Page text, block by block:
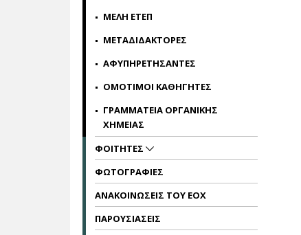
ΜΕΛΗ ΕΤΕΠ
ΜΕΤΑΔΙΔΑΚΤΟΡΕΣ
ΑΦΥΠΗΡΕΤΗΣΑΝΤΕΣ
ΟΜΟΤΙΜΟΙ ΚΑΘΗΓΗΤΕΣ
ΓΡΑΜΜΑΤΕΙΑ ΟΡΓΑΝΙΚΗΣ
ΧΗΜΕΙΑΣ
ΦΟΙΤΗΤΕΣ
ΦΩΤΟΓΡΑΦΙΕΣ
ΑΝΑΚΟΙΝΩΣΕΙΣ ΤΟΥ ΕΟΧ
ΠΑΡΟΥΣΙΑΣΕΙΣ